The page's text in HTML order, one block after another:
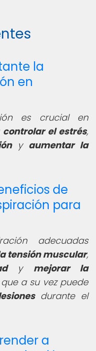
la
en
es crucial en
controlar el estrés,
y aumentar la
de
para
adecuadas
tensión muscular,
y mejorar la
a su vez puede
durante el
a